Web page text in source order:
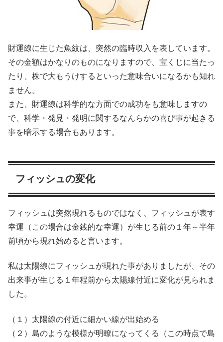
財運線に生じた魚紋は、突然の臨時収入を表しています。
その金額はかなりのものになりますので、宝くじに当たっ
たり、株で大もうけするといった意味合いになるかも知れ
ません。
また、財運線は科学的な方面での成功をも意味しますの
で、科学・発見・発明に関するなんらかの喜び事が起きる
事を暗示する場合もあります。
フィッシュの変化
フィッシュは突然現れるものではなく、フィッシュが表す
幸運（この場合は金銭的な幸運）が生じる前の１年～半年
前頃から現れ始めると言います。
私は太陽線にフィッシュが現れた事がありましたが、その
出来事が生じる１年程前から太陽線付近に変化が見られま
した。
（１）太陽線の付近に細かい線が出始める
（２）島のような模様が明瞭になってくる（この時点で島